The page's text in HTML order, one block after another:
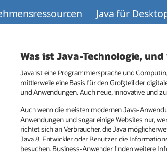
Java für
Was ist Java-Technologie,
Java ist eine Programmiersprache und
mittlerweile eine Basis für den Großteil der
und Anwendungen. Auch neue, innovative und
Auch wenn die meisten modernen Java-
Anwendungen und sogar einige Websites nur,
richtet sich an Verbraucher, die Java
Java 8. Entwickler oder Benutzer, die
besuchen. Business-Anwender finden weitere